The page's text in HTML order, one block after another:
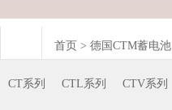
首页 > 德国CTM蓄电池
CT系列 CTL系列 CTV系列